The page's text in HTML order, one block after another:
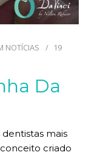
NOTÍCIAS
19
Da
mais
criado